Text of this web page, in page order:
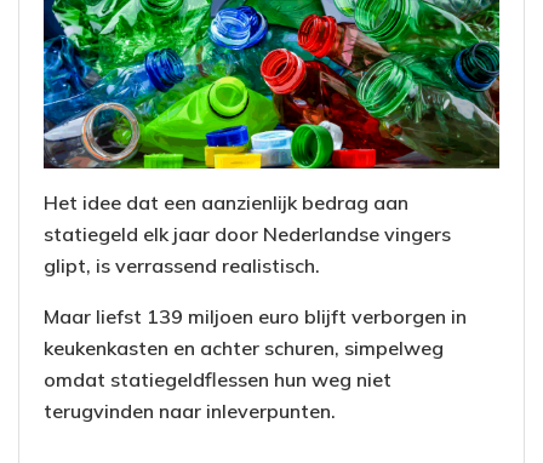
Het idee dat een aanzienlijk bedrag aan
statiegeld elk jaar door Nederlandse vingers
glipt, is verrassend realistisch.
Maar liefst 139 miljoen euro blijft verborgen in
keukenkasten en achter schuren, simpelweg
omdat statiegeldflessen hun weg niet
terugvinden naar inleverpunten.